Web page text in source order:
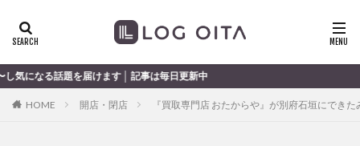
す │ 記事は毎日更新中
HOME 開店・閉店 『買取専門店 おたからや』が別府石垣にできた
ディナー